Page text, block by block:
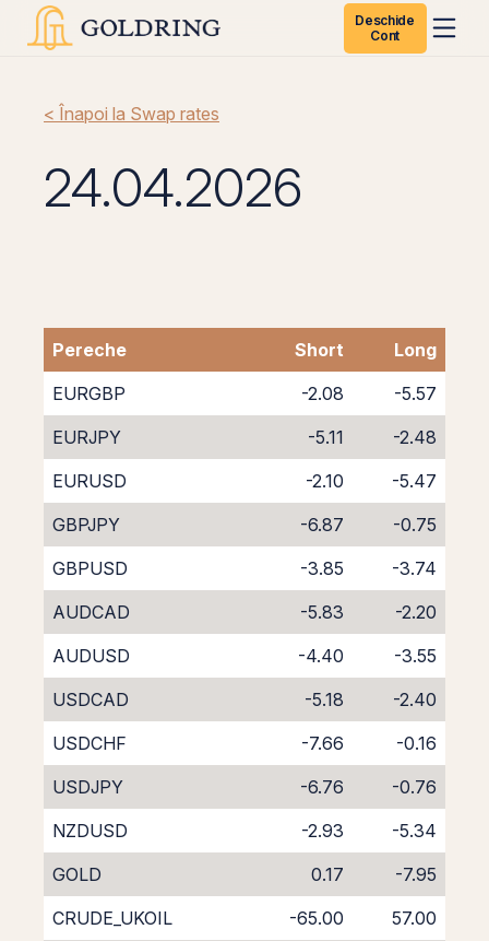
Deschide
Cont
< Înapoi la Swap rates
24.04.2026
Pereche Short
Long
EURGBP
-2.08
-5.57
EURJPY
-5.11
-2.48
EURUSD
-2.10
-5.47
GBPJPY
-6.87
-0.75
GBPUSD
-3.85
-3.74
AUDCAD
-5.83
-2.20
AUDUSD
-4.40
-3.55
USDCAD
-5.18
-2.40
USDCHF
-7.66
-0.16
USDJPY
-6.76
-0.76
NZDUSD
-2.93
-5.34
GOLD
0.17
-7.95
CRUDE_UKOIL
-65.00
57.00